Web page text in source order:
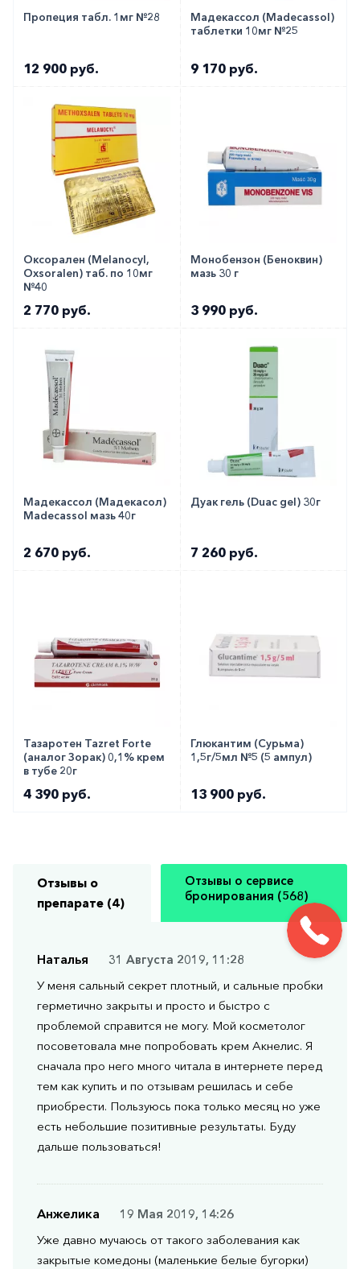
Пропеция табл. 1мг №28
12 900 руб.
Мадекассол (Madecassol)
таблетки 10мг №25
9 170 руб.
Оксорален (Melanocyl,
Oxsoralen) таб. по 10мг
№40
2 770 руб.
Монобензон (Беноквин)
мазь 30 г
3 990 руб.
Мадекассол (Мадекасол)
Madecassol мазь 40г
2 670 руб.
Дуак гель (Duac gel) 30г
7 260 руб.
Тазаротен Tazret Forte
(аналог Зорак) 0,1% крем
в тубе 20г
4 390 руб.
Глюкантим (Сурьма)
1,5г/5мл №5 (5 ампул)
13 900 руб.
Отзывы о
препарате (4)
Отзывы о сервисе
бронирования (568)
Наталья
31 Августа 2019, 11:28
У меня сальный секрет плотный, и сальные пробки
герметично закрыты и просто и быстро с
проблемой справится не могу. Мой косметолог
посоветовала мне попробовать крем Акнелис. Я
сначала про него много читала в интернете перед
тем как купить и по отзывам решилась и себе
приобрести. Пользуюсь пока только месяц но уже
есть небольшие позитивные результаты. Буду
дальше пользоваться!
Анжелика
19 Мая 2019, 14:26
Уже давно мучаюсь от такого заболевания как
закрытые комедоны (маленькие белые бугорки)